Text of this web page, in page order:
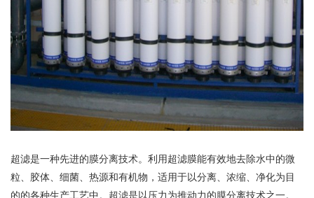
超滤是一种先进的膜分离技术。利用超滤膜能有效地去除水中的微
粒、胶体、细菌、热源和有机物，适用于以分离、浓缩、净化为目
的的各种生产工艺中。 超滤是以压力为推动力的膜分离技术之一。